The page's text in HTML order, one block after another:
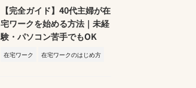
【完全ガイド】40代主婦が在
宅ワークを始める方法｜未経
験・パソコン苦手でもOK
在宅ワーク 在宅ワークのはじめ方